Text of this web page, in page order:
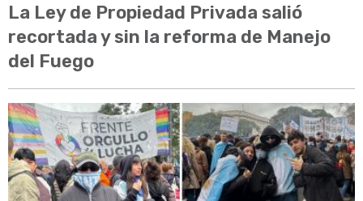
La Ley de Propiedad Privada salió
recortada y sin la reforma de Manejo
del Fuego